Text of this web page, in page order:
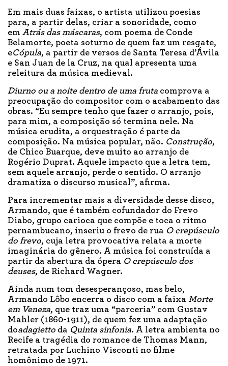
Em mais duas faixas, o artista utilizou poesias
para, a partir delas, criar a sonoridade, como
em Atrás das máscaras, com poema de Conde
Belamorte, poeta soturno de quem faz um resgate,
eCópula, a partir de versos de Santa Teresa d’Ávila
e San Juan de la Cruz, na qual apresenta uma
releitura da música medieval.
Diurno ou a noite dentro de uma fruta comprova a
preocupação do compositor com o acabamento das
obras. “Eu sempre tenho que fazer o arranjo, pois,
para mim, a composição só termina nele. Na
música erudita, a orquestração é parte da
composição. Na música popular, não. Construção,
de Chico Buarque, deve muito ao arranjo de
Rogério Duprat. Aquele impacto que a letra tem,
sem aquele arranjo, perde o sentido. O arranjo
dramatiza o discurso musical”, afirma.
Para incrementar mais a diversidade desse disco,
Armando, que é também cofundador do Frevo
Diabo, grupo carioca que compõe e toca o ritmo
pernambucano, inseriu o frevo de rua O crepúsculo
do frevo, cuja letra provocativa relata a morte
imaginária do gênero. A música foi construída a
partir da abertura da ópera O crepúsculo dos
deuses, de Richard Wagner.
Ainda num tom desesperançoso, mas belo,
Armando Lôbo encerra o disco com a faixa Morte
em Veneza, que traz uma “parceria” com Gustav
Mahler (1860-1911), de quem fez uma adaptação
doadagietto da Quinta sinfonia. A letra ambienta no
Recife a tragédia do romance de Thomas Mann,
retratada por Luchino Visconti no filme
homônimo de 1971.